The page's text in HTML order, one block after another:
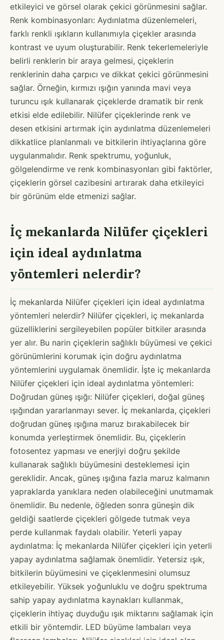
etkileyici ve görsel olarak çekici görünmesini sağlar.
Renk kombinasyonları: Aydınlatma düzenlemeleri,
farklı renkli ışıkların kullanımıyla çiçekler arasında
kontrast ve uyum oluşturabilir. Renk tekerlemeleriyle
belirli renklerin bir araya gelmesi, çiçeklerin
renklerinin daha çarpıcı ve dikkat çekici görünmesini
sağlar. Örneğin, kırmızı ışığın yanında mavi veya
turuncu ışık kullanarak çiçeklerde dramatik bir renk
etkisi elde edilebilir. Nilüfer çiçeklerinde renk ve
desen etkisini artırmak için aydınlatma düzenlemeleri
dikkatlice planlanmalı ve bitkilerin ihtiyaçlarına göre
uygulanmalıdır. Renk spektrumu, yoğunluk,
gölgelendirme ve renk kombinasyonları gibi faktörler,
çiçeklerin görsel cazibesini artırarak daha etkileyici
bir görünüm elde etmenizi sağlar.
İç mekanlarda Nilüfer çiçekleri
için ideal aydınlatma
yöntemleri nelerdir?
İç mekanlarda Nilüfer çiçekleri için ideal aydınlatma
yöntemleri nelerdir? Nilüfer çiçekleri, iç mekanlarda
güzelliklerini sergileyebilen popüler bitkiler arasında
yer alır. Bu narin çiçeklerin sağlıklı büyümesi ve çekici
görünümlerini korumak için doğru aydınlatma
yöntemlerini uygulamak önemlidir. İşte iç mekanlarda
Nilüfer çiçekleri için ideal aydınlatma yöntemleri:
Doğrudan güneş ışığı: Nilüfer çiçekleri, doğal güneş
ışığından yararlanmayı sever. İç mekanlarda, çiçekleri
doğrudan güneş ışığına maruz bırakabilecek bir
konumda yerleştirmek önemlidir. Bu, çiçeklerin
fotosentez yapması ve enerjiyi doğru şekilde
kullanarak sağlıklı büyümesini desteklemesi için
gereklidir. Ancak, güneş ışığına fazla maruz kalmanın
yapraklarda yanıklara neden olabileceğini unutmamak
önemlidir. Bu nedenle, öğleden sonra güneşin dik
geldiği saatlerde çiçekleri gölgede tutmak veya
perde kullanmak faydalı olabilir. Yeterli yapay
aydınlatma: İç mekanlarda Nilüfer çiçekleri için yeterli
yapay aydınlatma sağlamak önemlidir. Yetersiz ışık,
bitkilerin büyümesini ve çiçeklenmesini olumsuz
etkileyebilir. Yüksek yoğunluklu ve doğru spektruma
sahip yapay aydınlatma kaynakları kullanmak,
çiçeklerin ihtiyaç duyduğu ışık miktarını sağlamak için
etkili bir yöntemdir. LED büyüme lambaları veya